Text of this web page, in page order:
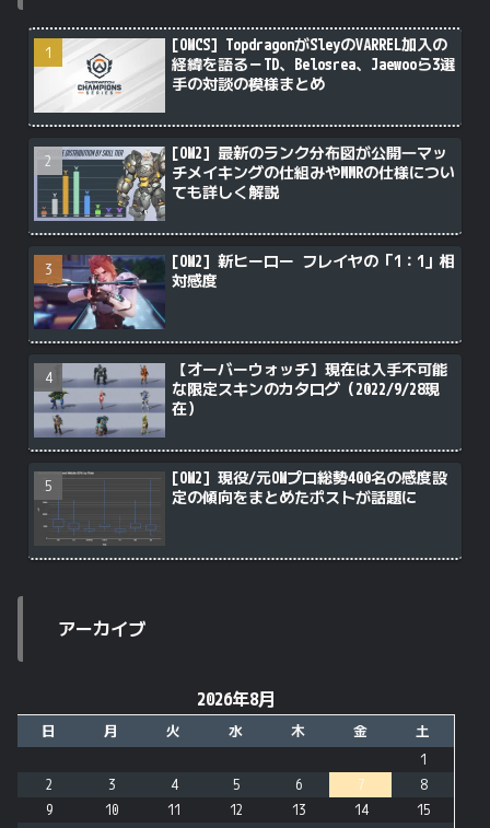
[OWCS] TopdragonがSleyのVARREL加入の
経緯を語る－TD、Belosrea、Jaewooら3選
手の対談の模様まとめ
[OW2] 最新のランク分布図が公開―マッ
チメイキングの仕組みやMMRの仕様につい
ても詳しく解説
[OW2] 新ヒーロー フレイヤの「1：1」相
対感度
【オーバーウォッチ】現在は入手不可能
な限定スキンのカタログ（2022/9/28現
在）
[OW2] 現役/元OWプロ総勢400名の感度設
定の傾向をまとめたポストが話題に
アーカイブ
2026年8月
日 月 火 水 木 金
土
1
2
3 4 5 6 7
8
9
10 11 12 13 14
15